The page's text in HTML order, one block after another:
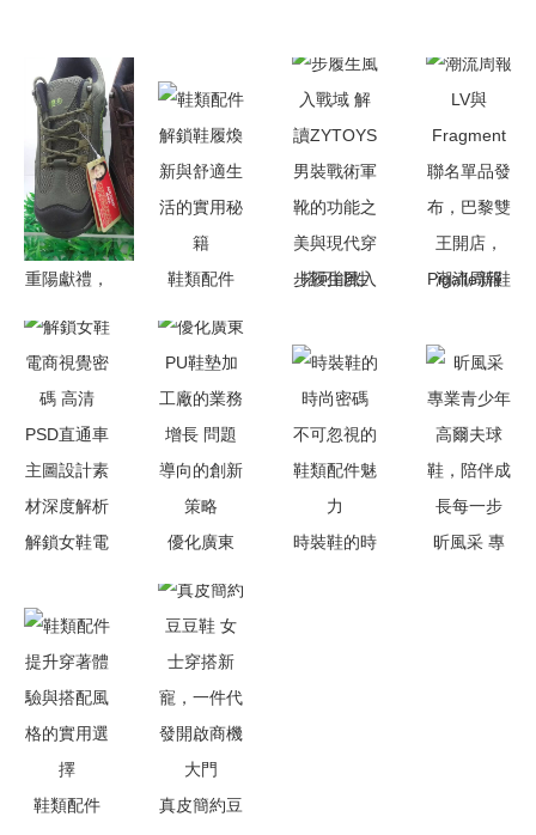
重陽獻禮，
南宮信和商
廈鞋二商場
重陽節精選
推薦
鞋類配件
新與舒適生
活的實用秘
步履生風入
ZYTOYS男
裝戰術軍靴
的功能之美
與現代穿搭
可能性
潮流周報
Fragment
聯名單品發
布，巴黎雙
王開店，
Pigalle新鞋
與K-Tech鞋
解鎖女鞋電
高清PSD直
通車主圖設
計素材深度
解析
優化廣東
工廠的業務
增長 問題
導向的創新
策略
時裝鞋的時
昕風采 專
鞋類配件
真皮簡約豆